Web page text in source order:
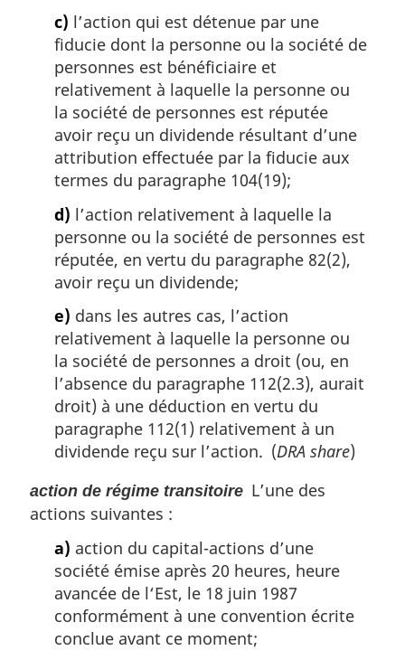
c) l’action qui est détenue par une
fiducie dont la personne ou la société de
personnes est bénéficiaire et
relativement à laquelle la personne ou
la société de personnes est réputée
avoir reçu un dividende résultant d’une
attribution effectuée par la fiducie aux
termes du paragraphe 104(19);
d) l’action relativement à laquelle la
personne ou la société de personnes est
réputée, en vertu du paragraphe 82(2),
avoir reçu un dividende;
e) dans les autres cas, l’action
relativement à laquelle la personne ou
la société de personnes a droit (ou, en
l’absence du paragraphe 112(2.3), aurait
droit) à une déduction en vertu du
paragraphe 112(1) relativement à un
dividende reçu sur l’action. (DRA share)
action de régime transitoire L’une des
actions suivantes :
a) action du capital-actions d’une
société émise après 20 heures, heure
avancée de l‘Est, le 18 juin 1987
conformément à une convention écrite
conclue avant ce moment;